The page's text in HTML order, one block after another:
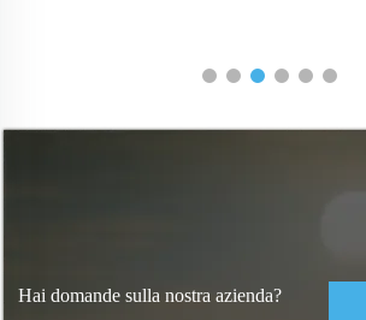
Hai domande sulla nostra azienda?